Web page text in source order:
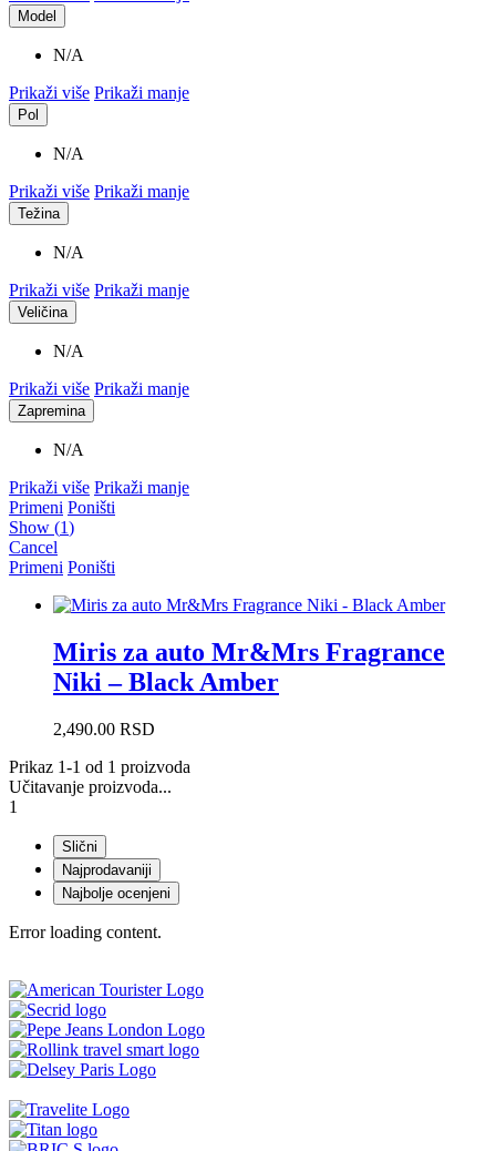
Model
N/A
Prikaži više Prikaži manje
Pol
N/A
Prikaži više Prikaži manje
Težina
N/A
Prikaži više Prikaži manje
Veličina
N/A
Prikaži više Prikaži manje
Zapremina
N/A
Prikaži više Prikaži manje
Primeni Poništi
Show (1)
Cancel
Primeni Poništi
Miris za auto Mr&Mrs Fragrance
Niki – Black Amber
2,490.00 RSD
Prikaz 1-1 od 1 proizvoda
Učitavanje proizvoda...
1
Slični
Najprodavaniji
Najbolje ocenjeni
Error loading content.